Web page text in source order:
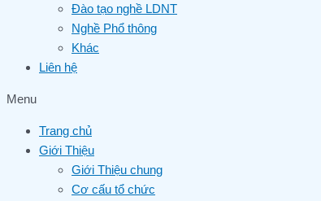
Đào tạo nghề LDNT
Nghề Phổ thông
Khác
Liên hệ
Menu
Trang chủ
Giới Thiệu
Giới Thiệu chung
Cơ cấu tổ chức